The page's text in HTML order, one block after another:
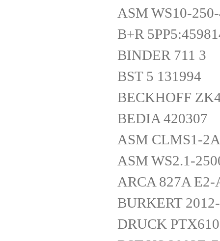
ASM WS10-
B+R
BINDER 711 3
BST 5 131994
BECKHOFF
BEDIA 420307
ASM CLMS1-
ASM WS2.1-
ARCA 827A
BURKERT
DRUCK